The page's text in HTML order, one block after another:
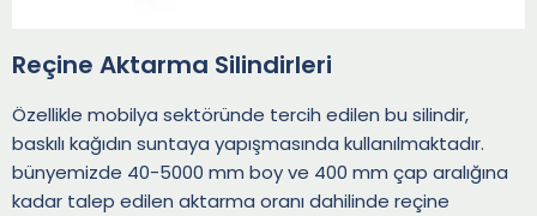
Reçine Aktarma Silindirleri
Özellikle mobilya sektöründe tercih edilen bu silindir,
baskılı kağıdın suntaya yapışmasında kullanılmaktadır.
bünyemizde 40-5000 mm boy ve 400 mm çap aralığına
kadar talep edilen aktarma oranı dahilinde reçine